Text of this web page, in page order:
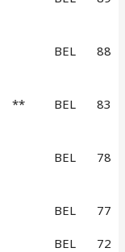
BEL 88
** BEL 83
BEL 78
BEL 77
BEL 72